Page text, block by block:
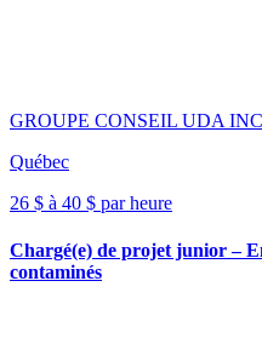
GROUPE CONSEIL UDA
Québec
26 $ à 40 $ par heure
Chargé(e) de projet junior –
contaminés